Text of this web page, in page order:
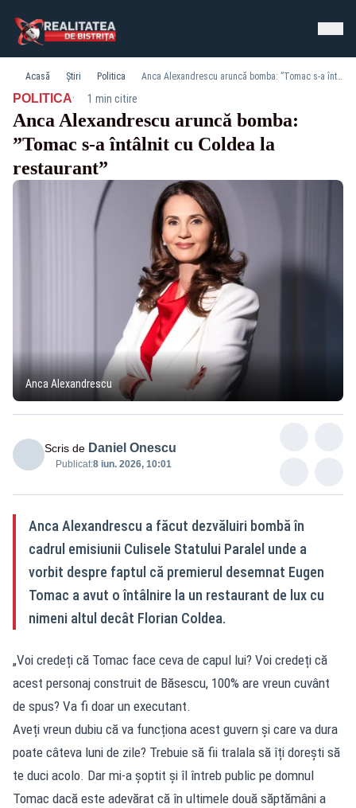
Acasă Știri Politica Anca Alexandrescu aruncă bomba: ”Tomac s-a întâlnit cu Coldea la restaurant”
POLITICA· 1 min citire
Anca Alexandrescu aruncă bomba:
”Tomac s-a întâlnit cu Coldea la
restaurant”
Anca Alexandrescu
Scris de Daniel Onescu
Publicat:8 iun. 2026, 10:01
Anca Alexandrescu a făcut dezvăluiri bombă în
cadrul emisiunii Culisele Statului Paralel unde a
vorbit despre faptul că premierul desemnat Eugen
Tomac a avut o întâlnire la un restaurant de lux cu
nimeni altul decât Florian Coldea.
„Voi credeți că Tomac face ceva de capul lui? Voi credeți că
acest personaj construit de Băsescu, 100% are vreun cuvânt
de spus? Va fi doar un executant.
Aveți vreun dubiu că va funcționa acest guvern și care va dura
poate câteva luni de zile? Trebuie să fii tralala să îți dorești să
te duci acolo. Dar mi-a șoptit și îl întreb public pe domnul
Tomac dacă este adevărat că în ultimele două săptămâni a